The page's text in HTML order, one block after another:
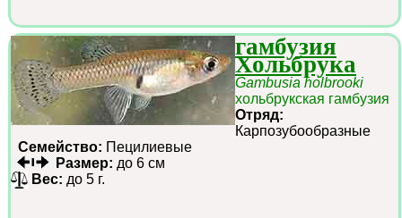
гамбузия
Хольбрука
Gambusia holbrooki
хольбрукская гамбузия
Отряд:
Карпозубообразные
Семейство: Пецилиевые
Размер: до 6 см
Вес: до 5 г.